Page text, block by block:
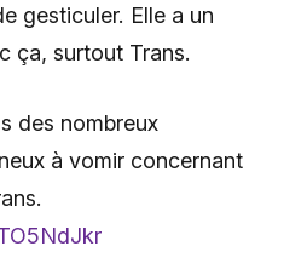
gesticuler. Elle a un
ça, surtout Trans.
des nombreux
à vomir concernant